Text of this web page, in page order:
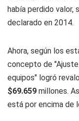
había perdido
declarado en 2014.
Ahora, según los
concepto de
equipos" logró
$69.659 millones.
está por encima de